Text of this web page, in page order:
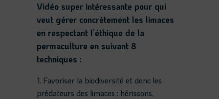
Vidéo super intéressante pour qui
veut gérer concrètement les limaces
en respectant l’éthique de la
permaculture en suivant 8
techniques :
Favoriser la biodiversité et donc les
prédateurs des limaces : hérissons,